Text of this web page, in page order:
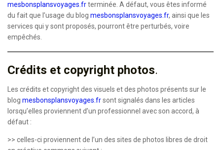
mesbonsplansvoyages.frterminée. A défaut, vous êtes informé
du fait que l’usage du blog mesbonsplansvoyages.fr, ainsi que les
services qui y sont proposés, pourront être perturbés, voire
empêchés.
Crédits et copyright photos.
Les crédits et copyright des visuels et des photos présents sur le
blog mesbonsplansvoyages.frsont signalés dans les articles
lorsqu’elles proviennent d’un professionnel avec son accord, à
défaut :
>> celles-ci proviennent de l’un des sites de photos libres de droit